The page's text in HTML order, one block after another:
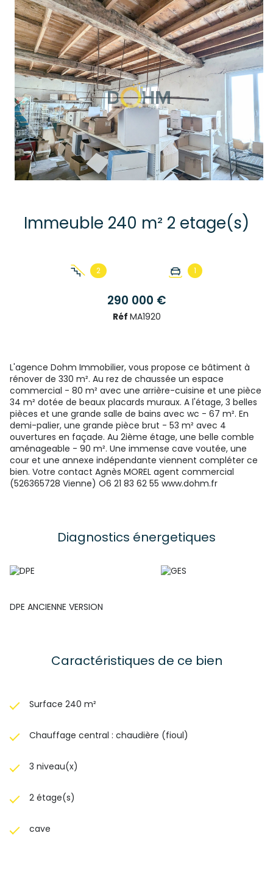
+2
Immeuble 240 m² 2 etage(s)
2 1
290 000 €
Réf MA1920
L'agence Dohm Immobilier, vous propose ce bâtiment à
rénover de 330 m². Au rez de chaussée un espace
commercial - 80 m² avec une arrière-cuisine et une pièce
34 m² dotée de beaux placards muraux. A l'étage, 3 belles
pièces et une grande salle de bains avec wc - 67 m². En
demi-palier, une grande pièce brut - 53 m² avec 4
ouvertures en façade. Au 2ième étage, une belle comble
aménageable - 90 m². Une immense cave voutée, une
cour et une annexe indépendante viennent compléter ce
bien. Votre contact Agnès MOREL agent commercial
(526365728 Vienne) O6 21 83 62 55 www.dohm.fr
Diagnostics énergetiques
DPE ANCIENNE VERSION
Caractéristiques de ce bien
Surface 240 m²
Chauffage central : chaudière (fioul)
3 niveau(x)
2 étage(s)
cave